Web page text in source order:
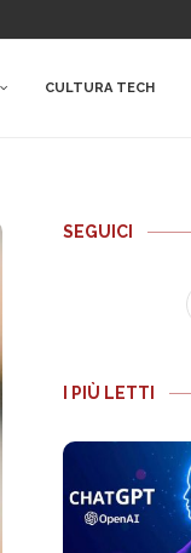
CULTURA TECH
SEGUICI
I PIÙ LETTI